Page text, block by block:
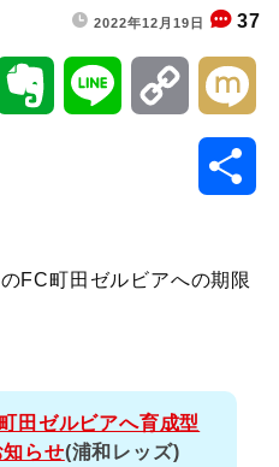
2022年12月19日 37
t
o
n
FC町田ゼルビアへの期限
田ゼルビアへ育成型
らせ(浦和レッズ)